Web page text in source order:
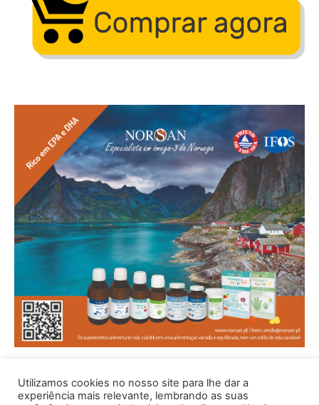
Utilizamos cookies no nosso site para lhe dar a
experiência mais relevante, lembrando as suas